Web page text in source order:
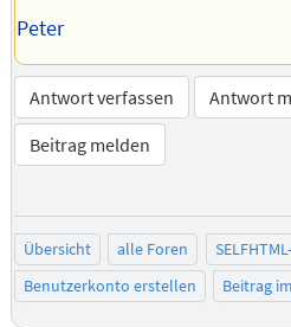
Peter
Antwort verfassen
Antwort
Beitrag melden
Übersicht alle Foren
Benutzerkonto erstellen
Beitrag